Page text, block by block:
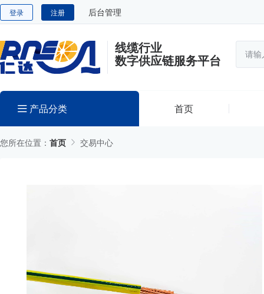
登录 注册 后台管理
线缆行业
数字供应链服务平台
产品分类 首页
您所在位置： 首页 交易中心